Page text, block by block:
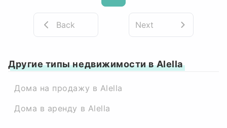
Back Next
Другие типы недвижимости в Alella
Дома на продажу в Alella
Дома в аренду в Alella